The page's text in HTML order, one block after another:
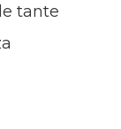
tante